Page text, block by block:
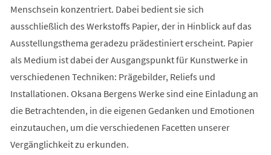
Menschsein konzentriert. Dabei bedient sie sich
ausschließlich des Werkstoffs Papier, der in Hinblick auf das
Ausstellungsthema geradezu prädestiniert erscheint. Papier
als Medium ist dabei der Ausgangspunkt für Kunstwerke in
verschiedenen Techniken: Prägebilder, Reliefs und
Installationen. Oksana Bergens Werke sind eine Einladung an
die Betrachtenden, in die eigenen Gedanken und Emotionen
einzutauchen, um die verschiedenen Facetten unserer
Vergänglichkeit zu erkunden.